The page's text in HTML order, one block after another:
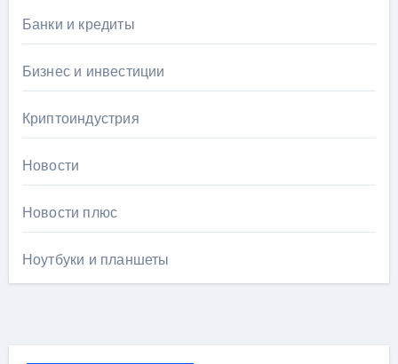
Банки и кредиты
Бизнес и инвестиции
Криптоиндустрия
Новости
Новости плюс
Ноутбуки и планшеты